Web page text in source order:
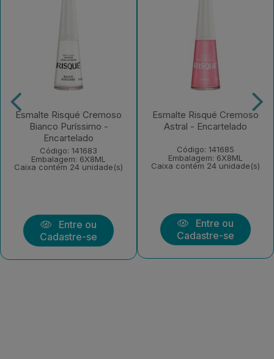
Esmalte Risqué Cremoso
Bianco Puríssimo -
Encartelado
Código: 141683
Embalagem: 6X8ML
Caixa contém 24 unidade(s)
Entre ou
Cadastre-se
Esmalte Risqué Cremoso
Astral - Encartelado
Código: 141685
Embalagem: 6X8ML
Caixa contém 24 unidade(s)
Entre ou
Cadastre-se